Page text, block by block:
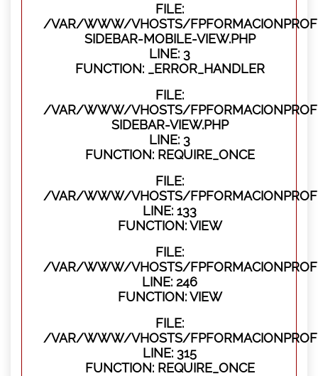
FILE:
/VAR/WWW/VHOSTS/
SIDEBAR-MOBILE-VIEW.PHP
LINE: 3
FUNCTION: _ERROR_HANDLER
FILE:
/VAR/WWW/VHOSTS/
SIDEBAR-VIEW.PHP
LINE: 3
FUNCTION: REQUIRE_ONCE
FILE:
/VAR/WWW/VHOSTS/
LINE: 133
FUNCTION: VIEW
FILE:
/VAR/WWW/VHOSTS/
LINE: 246
FUNCTION: VIEW
FILE:
/VAR/WWW/VHOSTS/
LINE: 315
FUNCTION: REQUIRE_ONCE